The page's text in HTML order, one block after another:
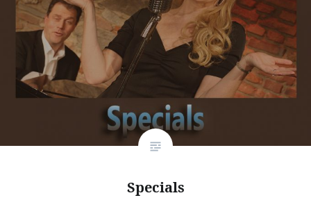
Specials